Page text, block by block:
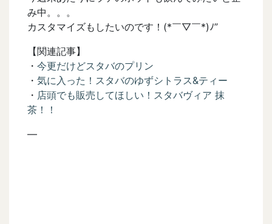
み中。。。
カスタマイズもしたいのです！(*￣▽￣*)ﾉ”
【関連記事】
・ 今更だけどスタバのプリン
・ 気に入った！スタバのゆずシトラス&ティー
・ 店頭でも販売してほしい！スタバヴィア 抹
茶！！
—